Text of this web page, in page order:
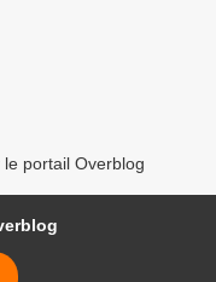
portail Overblog